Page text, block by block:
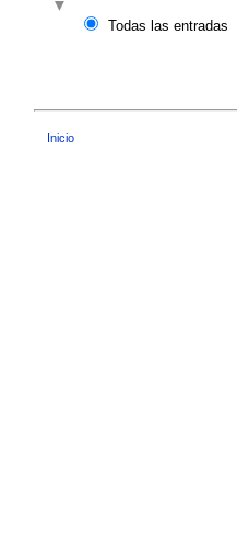
Todas las entradas
Inicio